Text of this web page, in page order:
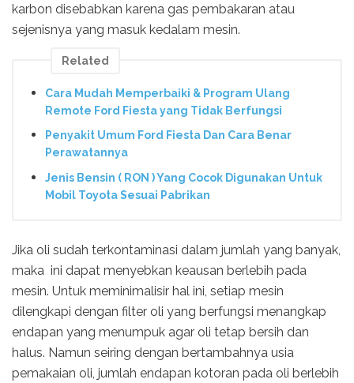
karbon disebabkan karena gas pembakaran atau
sejenisnya yang masuk kedalam mesin.
Related
Cara Mudah Memperbaiki & Program Ulang
Remote Ford Fiesta yang Tidak Berfungsi
Penyakit Umum Ford Fiesta Dan Cara Benar
Perawatannya
Jenis Bensin ( RON ) Yang Cocok Digunakan Untuk
Mobil Toyota Sesuai Pabrikan
Jika oli sudah terkontaminasi dalam jumlah yang banyak,
maka ini dapat menyebkan keausan berlebih pada
mesin. Untuk meminimalisir hal ini, setiap mesin
dilengkapi dengan filter oli yang berfungsi menangkap
endapan yang menumpuk agar oli tetap bersih dan
halus. Namun seiring dengan bertambahnya usia
pemakaian oli, jumlah endapan kotoran pada oli berlebih